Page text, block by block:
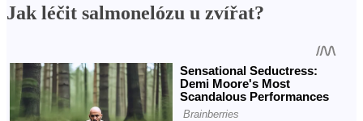
Jak léčit salmonelózu u zvířat?